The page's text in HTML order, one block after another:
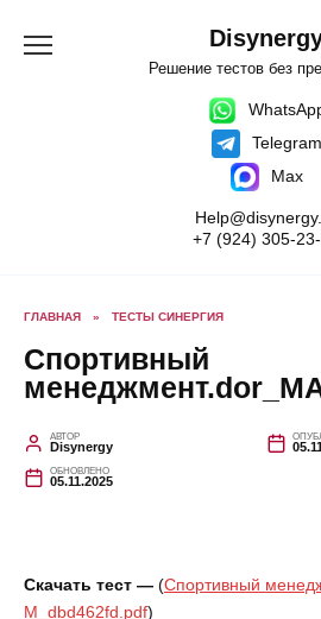
содержанию
Решение тестов без
Telegram
Max
+7 (924) 305-
ГЛАВНАЯ » ТЕСТЫ СИНЕРГИЯ
Спортивный
АВТОР
Disynergy
ОБНОВЛЕНО
05.11.2025
Скачать тест — (Спортивный
М_dbd462fd.pdf)